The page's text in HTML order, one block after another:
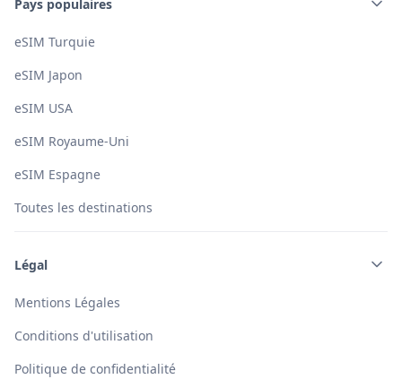
Pays populaires
eSIM Turquie
eSIM Japon
eSIM USA
eSIM Royaume-Uni
eSIM Espagne
Toutes les destinations
Légal
Mentions Légales
Conditions d'utilisation
Politique de confidentialité